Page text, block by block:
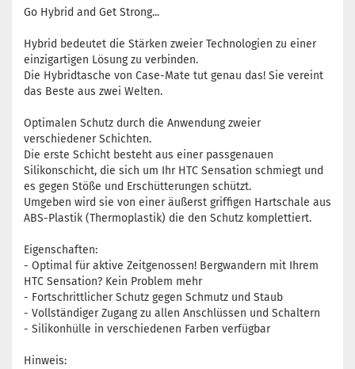
Go Hybrid and Get Strong...
Hybrid bedeutet die Stärken zweier Technologien zu einer
einzigartigen Lösung zu verbinden.
Die Hybridtasche von Case-Mate tut genau das! Sie vereint
das Beste aus zwei Welten.
Optimalen Schutz durch die Anwendung zweier
verschiedener Schichten.
Die erste Schicht besteht aus einer passgenauen
Silikonschicht, die sich um Ihr HTC Sensation schmiegt und
es gegen Stöße und Erschütterungen schützt.
Umgeben wird sie von einer äußerst griffigen Hartschale aus
ABS-Plastik (Thermoplastik) die den Schutz komplettiert.
Eigenschaften:
- Optimal für aktive Zeitgenossen! Bergwandern mit Ihrem
HTC Sensation? Kein Problem mehr
- Fortschrittlicher Schutz gegen Schmutz und Staub
- Vollständiger Zugang zu allen Anschlüssen und Schaltern
- Silikonhülle in verschiedenen Farben verfügbar
Hinweis: